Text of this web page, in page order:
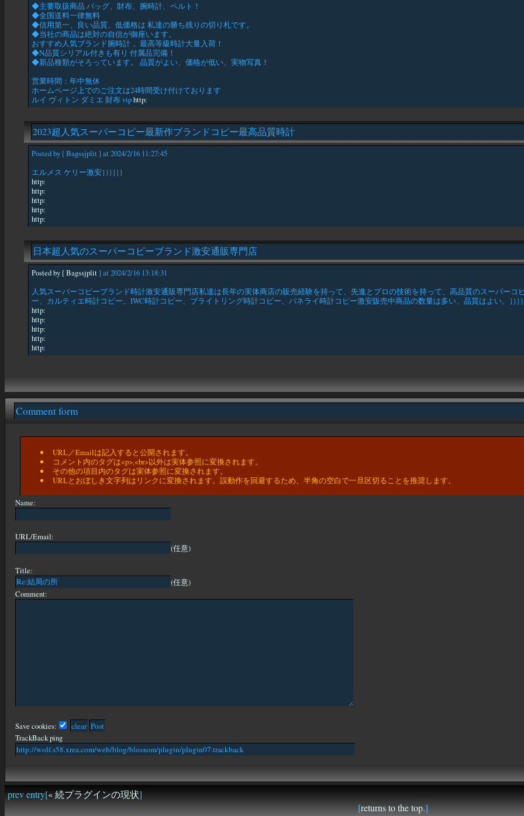
◆主要取扱商品 バッグ、財布、腕時計、ベルト！
◆全国送料一律無料
◆信用第一、良い品質、低価格は 私達の勝ち残りの切り札です。
◆当社の商品は絶対の自信が御座います。
おすすめ人気ブランド腕時計， 最高等級時計大量入荷！
◆N品質シリアル付きも有り 付属品完備！
◆新品種類がそろっています。 品質がよい、価格が低い、実物写真！
営業時間：年中無休
ホームページ上でのご注文は24時間受け付けております
ルイ ヴィトン ダミエ 財布 viphttp:
2023超人気スーパーコピー最新作ブランドコピー最高品質時計
Posted by [ Bagssjplit ] at 2024/2/16 11:27:45
エルメス ケリー激安}}}}}}
http:
http:
http:
http:
http:
日本超人気のスーパーコピーブランド激安通販専門店
Posted by [ Bagssjplit] at 2024/2/16 13:18:31
人気スーパーコピーブランド時計激安通販専門店私達は長年の実体商店の販売経験を持って、先進とプロの技術を持って、高品質のスーパー
ー、カルティエ時計コピー、IWC時計コピー、ブライトリング時計コピー、パネライ時計コピー激安販売中商品の数量は多い、品質はよい。
http:
http:
http:
http:
http:
Comment form
URL／Emailは記入すると公開されます。
コメント内のタグは<p>,<br>以外は実体参照に変換されます。
その他の項目内のタグは実体参照に変換されます。
URLとおぼしき文字列はリンクに変換されます。誤動作を回避するため、半角の空白で一旦区切ることを推奨します。
Name:
URL/Email:
(任意)
Title:
(任意)
Comment:
Save cookies:
TrackBack ping
prev entry[« 続プラグインの現状]
[returns to the top.]